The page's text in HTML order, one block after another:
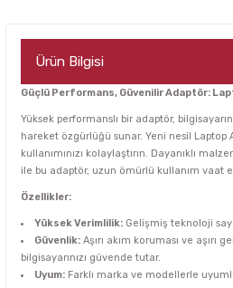
Ürün Bilgisi
Güçlü Performans, Güvenilir Adaptör:
Yüksek performanslı bir adaptör,
hareket özgürlüğü sunar. Yeni nesil Laptop
kullanımınızı kolaylaştırın. Dayanıklı
ile bu adaptör, uzun ömürlü kullanım vaat
Özellikler:
Yüksek Verimlilik: Gelişmiş teknoloji
Güvenlik: Aşırı akım koruması ve aşırı
bilgisayarınızı güvende tutar.
Uyum: Farklı marka ve modellerle